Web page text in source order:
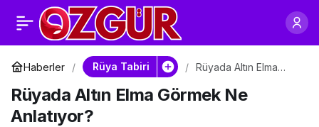
Haberler Rüya Tabiri
Rüyada Altın Elma
Rüyada Altın Elma Görmek Ne
Anlatıyor?
Rüyada Altın Kırıntısı
Toplamak Ne
Anlatıyor?
Paylaş